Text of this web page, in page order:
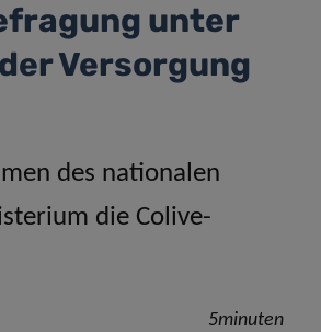
unter
Versorgung
des nationalen
die Colive-
5minuten